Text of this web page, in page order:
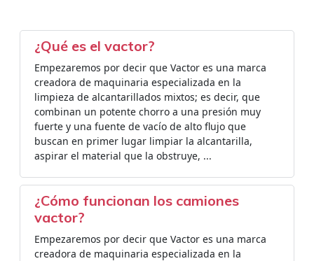
¿Qué es el vactor?
Empezaremos por decir que Vactor es una marca
creadora de maquinaria especializada en la
limpieza de alcantarillados mixtos; es decir, que
combinan un potente chorro a una presión muy
fuerte y una fuente de vacío de alto flujo que
buscan en primer lugar limpiar la alcantarilla,
aspirar el material que la obstruye, ...
¿Cómo funcionan los camiones
vactor?
Empezaremos por decir que Vactor es una marca
creadora de maquinaria especializada en la